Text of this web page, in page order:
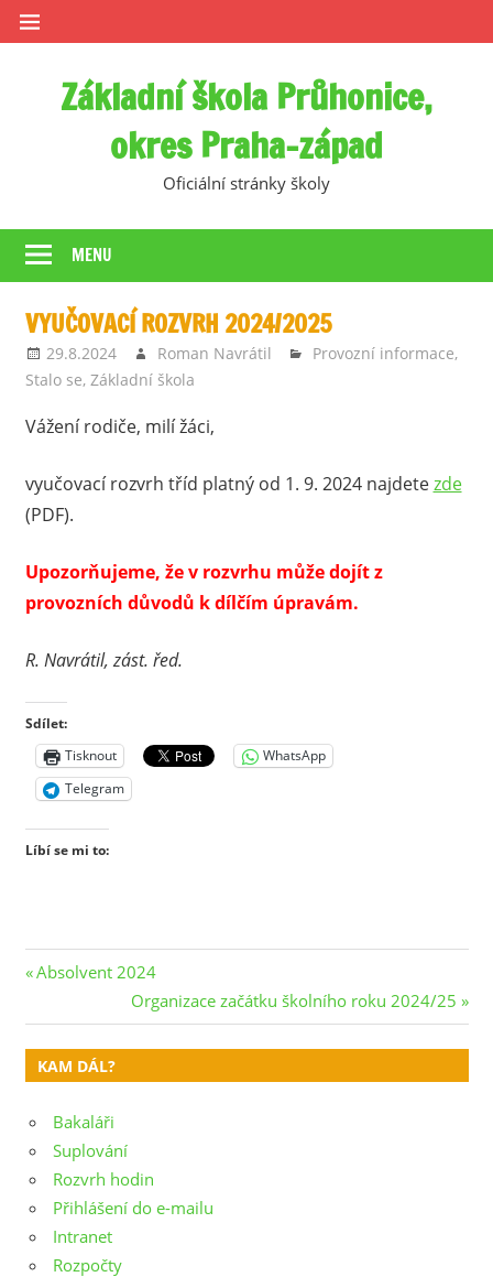
Skip
to
Základní škola Průhonice,
okres Praha-západ
Oficiální stránky školy
MENU
VYUČOVACÍ ROZVRH 2024/2025
29.8.2024 Roman Navrátil Provozní informace,
Stalo se, Základní škola
Vážení rodiče, milí žáci,
vyučovací rozvrh tříd platný od 1. 9. 2024 najdetezde
(PDF).
Upozorňujeme, že v rozvrhu může dojít z
provozních důvodů k dílčím úpravám.
R. Navrátil, zást. řed.
Sdílet:
Tisknout
WhatsApp
Telegram
Líbí se mi to:
Navigace
pro
příspěvek
Previous
Absolvent 2024
Next
Post:
Organizace začátku školního roku 2024/25
KAM DÁL?
Bakaláři
Suplování
Rozvrh hodin
Přihlášení do e-mailu
Intranet
Rozpočty